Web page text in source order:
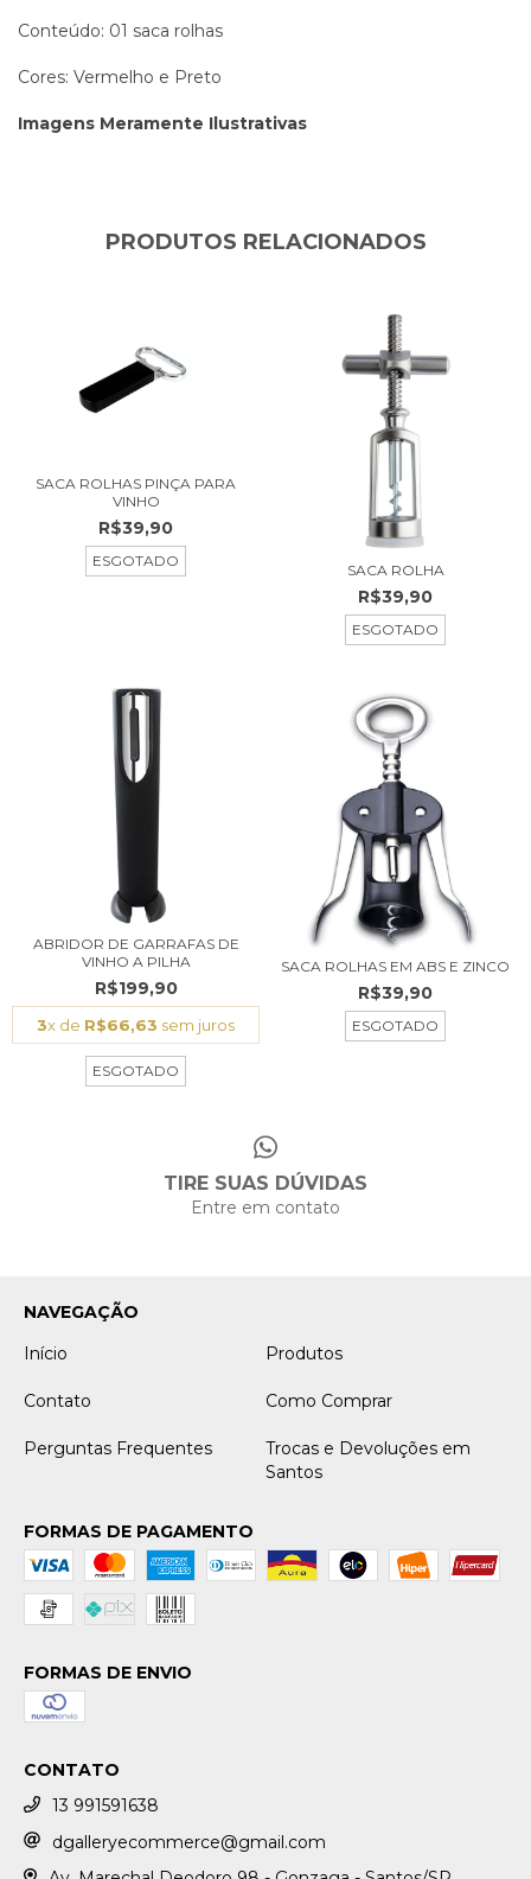
Conteúdo: 01 saca rolhas
Cores: Vermelho e Preto
Imagens Meramente Ilustrativas
PRODUTOS RELACIONADOS
SACA ROLHAS PINÇA PARA
VINHO
R$39,90
ESGOTADO SACA ROLHA
R$39,90
ESGOTADO
ABRIDOR DE GARRAFAS DE
VINHO A PILHA
R$199,90
3x de R$66,63 sem juros
ESGOTADO
SACA ROLHAS EM ABS E ZINCO
R$39,90
ESGOTADO
TIRE SUAS DÚVIDAS
Entre em contato
NAVEGAÇÃO
Início
Produtos
Contato Como Comprar
Perguntas Frequentes
Trocas e Devoluções em
Santos
FORMAS DE PAGAMENTO
FORMAS DE ENVIO
CONTATO
13 991591638
dgalleryecommerce@gmail.com